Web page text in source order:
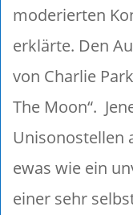
moderierten
erklärte. Den
von Charlie
The Moon“.
Unisonostellen
ewas wie ein
einer sehr